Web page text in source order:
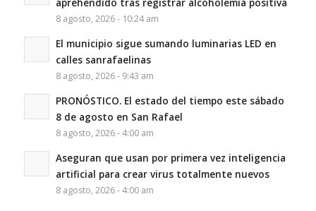
8 agosto, 2026 - 10:24 am
El municipio sigue sumando luminarias LED en
calles sanrafaelinas
8 agosto, 2026 - 9:43 am
PRONÓSTICO. El estado del tiempo este sábado
8 de agosto en San Rafael
8 agosto, 2026 - 4:00 am
Aseguran que usan por primera vez inteligencia
artificial para crear virus totalmente nuevos
8 agosto, 2026 - 4:00 am